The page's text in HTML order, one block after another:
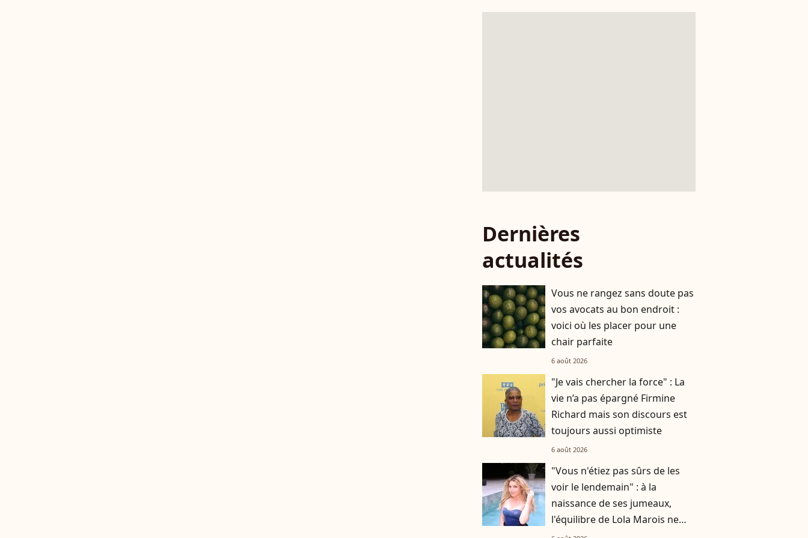
Dernières
actualités
Vous ne rangez sans doute pas
vos avocats au bon endroit :
voici où les placer pour une
chair parfaite
6 août 2026
"Je vais chercher la force" : La
vie n’a pas épargné Firmine
Richard mais son discours est
toujours aussi optimiste
6 août 2026
"Vous n'étiez pas sûrs de les
voir le lendemain" : à la
naissance de ses jumeaux,
l'équilibre de Lola Marois ne